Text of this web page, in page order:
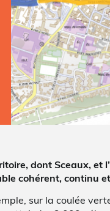
dont Sceaux, et
cohérent, continu
sur la coulée